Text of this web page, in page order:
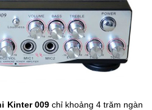
Kinter 009chỉ khoảng 4 trăm ngàn